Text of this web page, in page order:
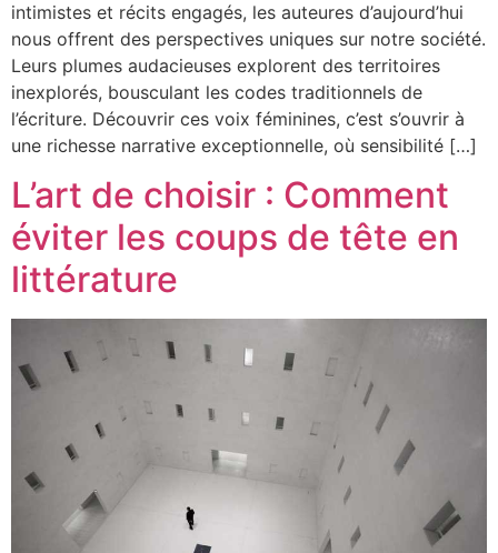
intimistes et récits engagés, les auteures d’aujourd’hui
nous offrent des perspectives uniques sur notre société.
Leurs plumes audacieuses explorent des territoires
inexplorés, bousculant les codes traditionnels de
l’écriture. Découvrir ces voix féminines, c’est s’ouvrir à
une richesse narrative exceptionnelle, où sensibilité […]
L’art de choisir : Comment
éviter les coups de tête en
littérature